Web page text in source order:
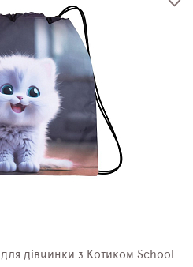
дівчинки з Котиком School